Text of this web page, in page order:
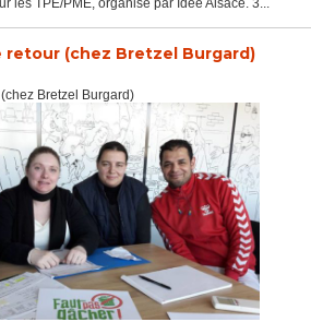
retour (chez Bretzel Burgard)
Bretzel Burgard)